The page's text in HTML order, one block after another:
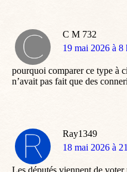
C M 732
dit
19 mai 2026 à 8
pourquoi comparer ce type à
n’avait pas fait que des
Ray1349
dit
18 mai 2026 à
Les députés viennent de